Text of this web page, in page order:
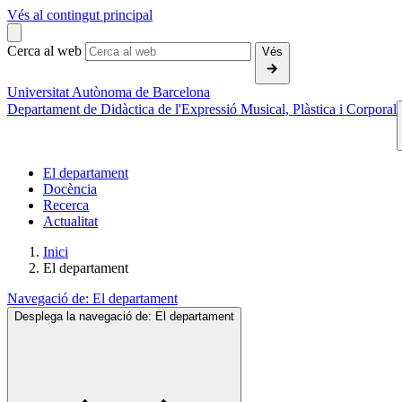
Vés al contingut principal
Cerca al web Vés
Universitat Autònoma de Barcelona
Departament de Didàctica de l'Expressió Musical, Plàstica i Corporal
El departament
Docència
Recerca
Actualitat
Inici
El departament
Navegació de: El departament
Desplega la navegació de: El departament